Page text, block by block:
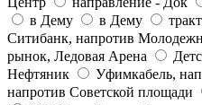
в Дему
в Дему
Ситибанк, напротив
рынок, Ледовая Арена
Нефтяник
Уфимкабель,
напротив Советской площади